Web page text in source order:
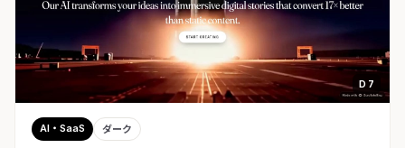
D 7
AI・SaaS ダーク